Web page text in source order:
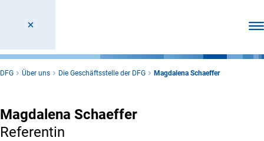
DFG Über uns Die Geschäftsstelle der DFG Magdalena Schaeffer
Magdalena Schaeffer
Referentin